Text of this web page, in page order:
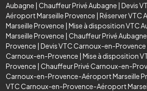
Aubagne | Chauffeur Privé Aubagne | Devis
Aéroport Marseille Provence | Réserver VTC
Marseille Provence | Mise à disposition VTC
Marseille Provence | Chauffeur Privé
Provence | Devis VTC Carnoux-en-Provence
Carnoux-en-Provence | Mise à disposition
Provence | Chauffeur Privé Carnoux-en-
Carnoux-en-Provence-Aéroport Marseille
VTC Carnoux-en-Provence-Aéroport